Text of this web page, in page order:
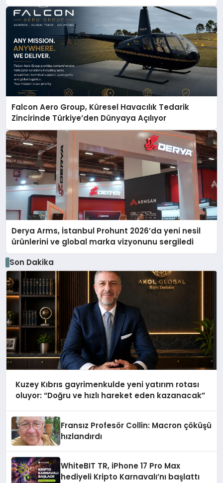
Falcon Aero Group, Küresel Havacılık Tedarik
Zincirinde Türkiye’den Dünyaya Açılıyor
Derya Arms, İstanbul Prohunt 2026’da yeni nesil
ürünlerini ve global marka vizyonunu sergiledi
Son Dakika
Kuzey Kıbrıs gayrimenkulde yeni yatırım rotası
oluyor: “Doğru ve hızlı hareket eden kazanacak”
Fransız Profesör Collin: Macron çöküşü
hızlandırdı
WhiteBIT TR, iPhone 17 Pro Max
hediyeli Kripto Karnavalı’nı başlattı